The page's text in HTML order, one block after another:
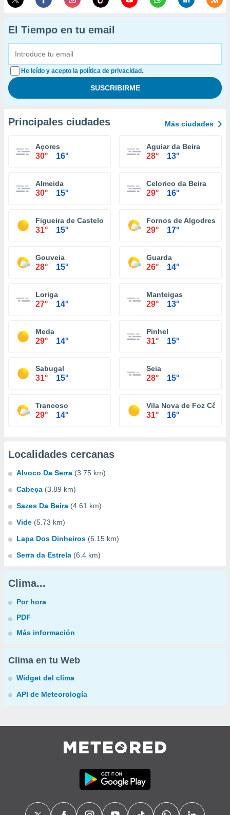
El Tiempo en tu email
He leído y acepto la política de privacidad.
Principales ciudades Más ciudades
Açores
30° 16°
Aguiar da Beira
28° 13°
Almeida
30° 15°
Celorico da Beira
29° 16°
Figueira de Castelo Rodrigo
31° 15°
Fornos de Algodres
29° 17°
Gouveia
28° 15°
Guarda
26° 14°
Loriga
27° 14°
Manteigas
29° 13°
Meda
29° 14°
Pinhel
31° 15°
Sabugal
31° 15°
Seia
28° 15°
Trancoso
29° 14°
Vila Nova de Foz Côa
31° 16°
Localidades cercanas
Alvoco Da Serra (3.75 km)
Cabeça (3.89 km)
Sazes Da Beira (4.61 km)
Vide (5.73 km)
Lapa Dos Dinheiros (6.15 km)
Serra da Estrela (6.4 km)
Clima...
Por hora
PDF
Más información
Clima en tu Web
Widget del clima
API de Meteorología